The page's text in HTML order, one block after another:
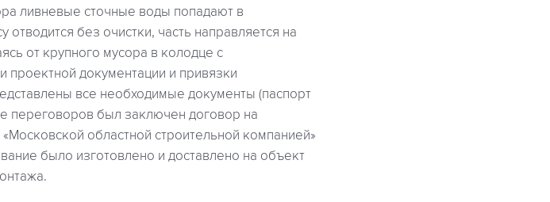
ливневые сточные воды попадают в
без очистки, часть направляется на
от крупного мусора в колодце с
документации и привязки
все необходимые документы (паспорт
переговоров был заключен договор на
областной строительной компанией»
было изготовлено и доставлено на объект